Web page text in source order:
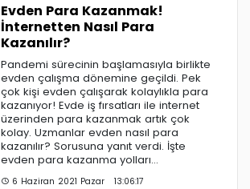
Evden Para Kazanmak!
İnternetten Nasıl Para
Kazanılır?
Pandemi sürecinin başlamasıyla birlikte
evden çalışma dönemine geçildi. Pek
çok kişi evden çalışarak kolaylıkla para
kazanıyor! Evde iş fırsatları ile internet
üzerinden para kazanmak artık çok
kolay. Uzmanlar evden nasıl para
kazanılır? Sorusuna yanıt verdi. İşte
evden para kazanma yolları…
6 Haziran 2021 Pazar 13:06:17